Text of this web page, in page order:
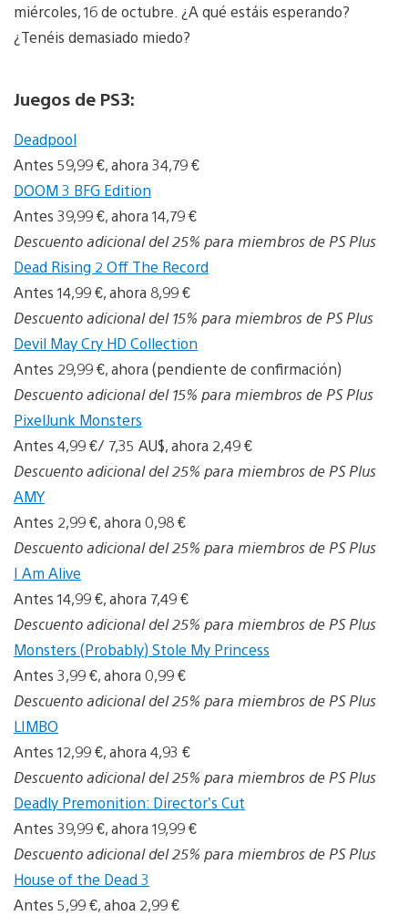
miércoles, 16 de octubre. ¿A qué estáis esperando?
¿Tenéis demasiado miedo?
Juegos de PS3:
Deadpool
Antes 59,99 €, ahora 34,79 €
DOOM 3 BFG Edition
Antes 39,99 €, ahora 14,79 €
Descuento adicional del 25% para miembros de PS Plus
Dead Rising 2 Off The Record
Antes 14,99 €, ahora 8,99 €
Descuento adicional del 15% para miembros de PS Plus
Devil May Cry HD Collection
Antes 29,99 €, ahora (pendiente de confirmación)
Descuento adicional del 15% para miembros de PS Plus
PixelJunk Monsters
Antes 4,99 €/ 7,35 AU$, ahora 2,49 €
Descuento adicional del 25% para miembros de PS Plus
AMY
Antes 2,99 €, ahora 0,98 €
Descuento adicional del 25% para miembros de PS Plus
I Am Alive
Antes 14,99 €, ahora 7,49 €
Descuento adicional del 25% para miembros de PS Plus
Monsters (Probably) Stole My Princess
Antes 3,99 €, ahora 0,99 €
Descuento adicional del 25% para miembros de PS Plus
LIMBO
Antes 12,99 €, ahora 4,93 €
Descuento adicional del 25% para miembros de PS Plus
Deadly Premonition: Director’s Cut
Antes 39,99 €, ahora 19,99 €
Descuento adicional del 25% para miembros de PS Plus
House of the Dead 3
Antes 5,99 €, ahoa 2,99 €